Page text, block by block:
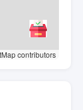
contributors